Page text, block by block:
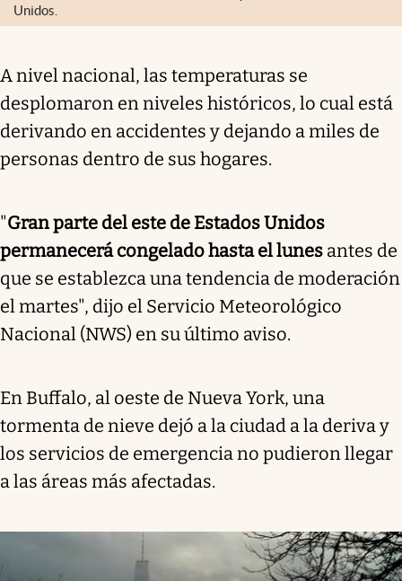
Unidos.
A nivel nacional, las temperaturas se
desplomaron en niveles históricos, lo cual está
derivando en accidentes y dejando a miles de
personas dentro de sus hogares.
"Gran parte del este de Estados Unidos
permanecerá congelado hasta el lunes antes de
que se establezca una tendencia de moderación
el martes", dijo el Servicio Meteorológico
Nacional (NWS) en su último aviso.
En Buffalo, al oeste de Nueva York, una
tormenta de nieve dejó a la ciudad a la deriva y
los servicios de emergencia no pudieron llegar
a las áreas más afectadas.